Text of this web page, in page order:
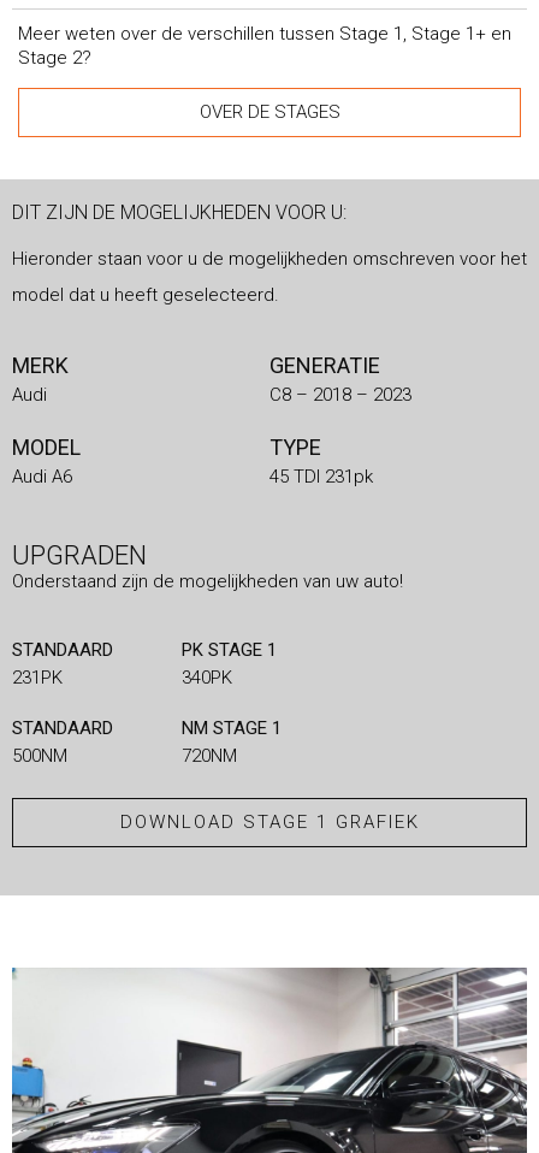
Meer weten over de verschillen tussen Stage 1, Stage 1+ en
Stage 2?
OVER DE STAGES
DIT ZIJN DE MOGELIJKHEDEN VOOR U:
Hieronder staan voor u de mogelijkheden omschreven voor het
model dat u heeft geselecteerd.
MERK
Audi
GENERATIE
C8 – 2018 – 2023
MODEL
Audi A6
TYPE
45 TDI 231pk
UPGRADEN
Onderstaand zijn de mogelijkheden van uw auto!
STANDAARD
231PK
PK STAGE 1
340PK
STANDAARD
500NM
NM STAGE 1
720NM
DOWNLOAD STAGE 1 GRAFIEK